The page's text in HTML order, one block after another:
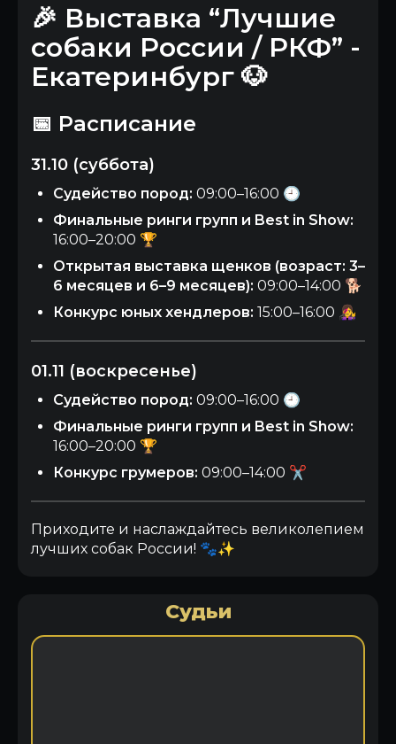
🎉 Выставка “Лучшие
собаки России / РКФ” -
Екатеринбург 🐶
📅 Расписание
31.10 (суббота)
Судейство пород: 09:00–16:00 🕘
Финальные ринги групп и Best in Show:
16:00–20:00 🏆
Открытая выставка щенков (возраст: 3–
6 месяцев и 6–9 месяцев): 09:00–14:00 🐕
Конкурс юных хендлеров: 15:00–16:00 👩‍🎤
01.11 (воскресенье)
Судейство пород: 09:00–16:00 🕘
Финальные ринги групп и Best in Show:
16:00–20:00 🏆
Конкурс грумеров: 09:00–14:00 ✂️
Приходите и наслаждайтесь великолепием
лучших собак России! 🐾✨
Судьи